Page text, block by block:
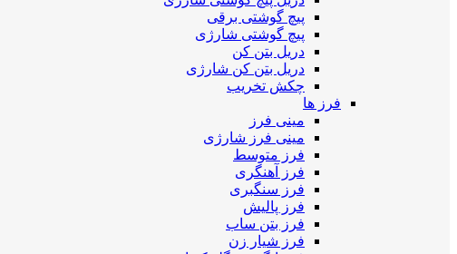
پیچ گوشتی برقی
پیچ گوشتی شارژی
دریل بتن کن
دریل بتن کن شارژی
چکش تخریب
فرز ها
مینی فرز
مینی فرز شارژی
فرز متوسط
فرز آهنگری
فرز سنگبری
فرز پالیش
فرز بتن ساب
فرز شیار زن